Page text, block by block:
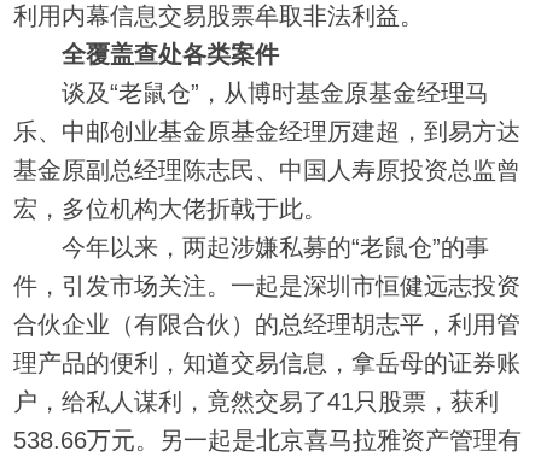
利用内幕信息交易股票牟取非法利益。
全覆盖查处各类案件
谈及“老鼠仓”，从博时基金原基金经理马
乐、中邮创业基金原基金经理厉建超，到易方达
基金原副总经理陈志民、中国人寿原投资总监曾
宏，多位机构大佬折戟于此。
今年以来，两起涉嫌私募的“老鼠仓”的事
件，引发市场关注。一起是深圳市恒健远志投资
合伙企业（有限合伙）的总经理胡志平，利用管
理产品的便利，知道交易信息，拿岳母的证券账
户，给私人谋利，竟然交易了41只股票，获利
538.66万元。另一起是北京喜马拉雅资产管理有